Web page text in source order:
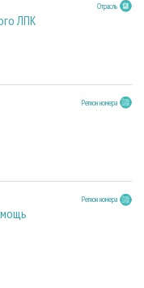
Отрасль
ЛПК
Регион номера
Регион номера